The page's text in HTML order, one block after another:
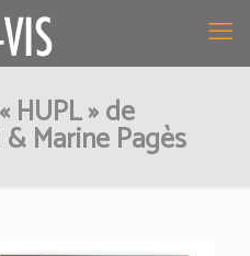
HUPL » de
Marine Pagès